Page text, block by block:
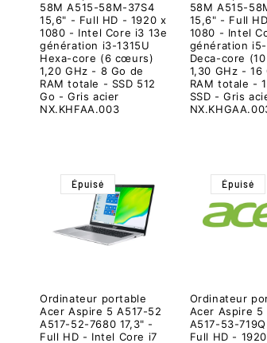
58M A515-58M-37S4
15,6" - Full HD - 1920 x
1080 - Intel Core i3 13e
génération i3-1315U
Hexa-core (6 cœurs)
1,20 GHz - 8 Go de
RAM totale - SSD 512
Go - Gris acier
NX.KHFAA.003
58M A515-
15,6" - Full
1080 - Intel
génération i5-
Deca-core
1,30 GHz - 16
RAM totale -
SSD - Gris
Épuisé
Ordinateur portable
Acer Aspire 5 A517-52
A517-52-7680 17,3" -
Full HD - Intel Core i7
Épuisé
Ordinateur
Acer Aspire 5
A517-53-
Full HD -